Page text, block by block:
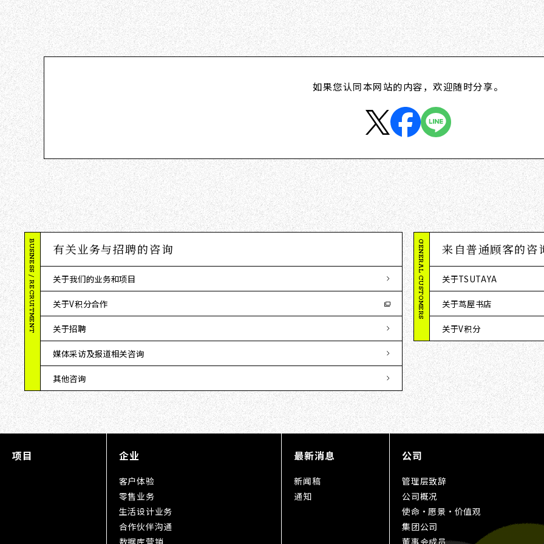
如果您认同本网站的内容，欢迎随时分享。
BUSINESS / RECRUITMENT 有关业务与招聘的咨询
关于我们的业务和项目
关于V积分合作
关于招聘
媒体采访及报道相关咨询
其他咨询
GENERAL CUSTOMERS 来自普通顾客的咨
关于TSUTAYA
关于茑屋书店
关于V积分
项目 企业
客户体验
零售业务
生活设计业务
合作伙伴沟通
最新消息
新闻稿
通知
公司
管理层致辞
公司概况
使命・愿景・价值观
集团公司